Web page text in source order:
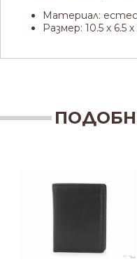
Материал:
Размер: 10.5 х 6.5